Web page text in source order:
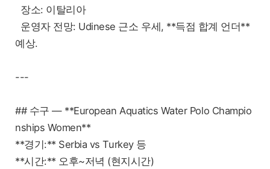
장소: 이탈리아
운영자 전망: Udinese 근소 우세, **득점 합계 언더**
예상.
---
## 수구 — **European Aquatics Water Polo Champio
nships Women**
**경기:** Serbia vs Turkey 등
**시간:** 오후~저녁 (현지시간)